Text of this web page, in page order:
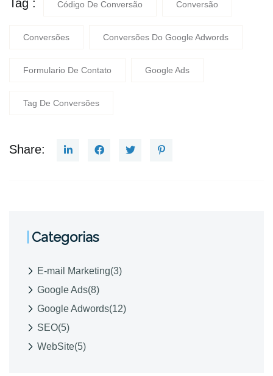
Tag : Código De Conversão Conversão
Conversões Conversões Do Google Adwords
Formulario De Contato Google Ads
Tag De Conversões
Share:
Categorias
E-mail Marketing(3)
Google Ads(8)
Google Adwords(12)
SEO(5)
WebSite(5)